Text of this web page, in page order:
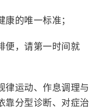
的唯一标准；
便，请第一时间就
律运动、作息调理与
靠分型诊断、对症治